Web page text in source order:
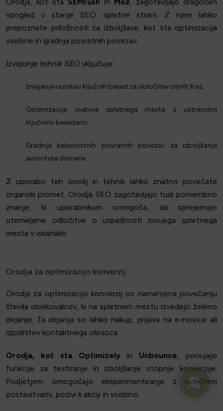
vpogled v stanje SEO spletne strani. Z njimi lahko
prepoznate priložnosti za izboljšave, kot sta optimizacija
vsebine in gradnja povratnih povezav.
Izvajanje tehnik SEO vključuje:
Izvajanje raziskav ključnih besed za določitev ciljnih fraz.
Optimizacija vsebine spletnega mesta z ustreznimi
ključnimi besedami.
Gradnja kakovostnih povratnih povezav za izboljšanje
avtoritete domene.
Z uporabo teh orodij in tehnik lahko znatno povečate
organski promet. Orodja SEO zagotavljajo tudi pomembno
znanje, ki uporabnikom omogoča, da sprejemajo
utemeljene odločitve o uspešnosti svojega spletnega
mesta v iskalnikih.
Orodja za optimizacijo konverzij
Orodja za optimizacijo konverzij so namenjena povečanju
števila obiskovalcev, ki na spletnem mestu izvedejo želeno
dejanje. Ta dejanja so lahko nakup, prijava na e-novice ali
izpolnitev kontaktnega obrazca.
Orodja, kot sta Optimizelyin Unbounce, ponujajo
funkcije za testiranje in izboljšanje stopnje konverzije.
Podjetjem omogočajo eksperimentiranje z različnimi
postavitvami, pozivi k akciji in vsebino.